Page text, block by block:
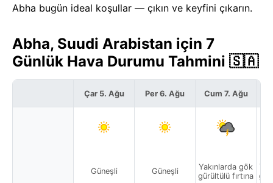
Abha bugün ideal koşullar — çıkın ve keyfini çıkarın.
Abha, Suudi Arabistan için 7
Günlük Hava Durumu Tahmini 🇸🇦
Çar 5. Ağu
Güneşli
Per 6. Ağu
Güneşli
Cum 7. Ağu
Yakınlarda gök
gürültülü fırtına